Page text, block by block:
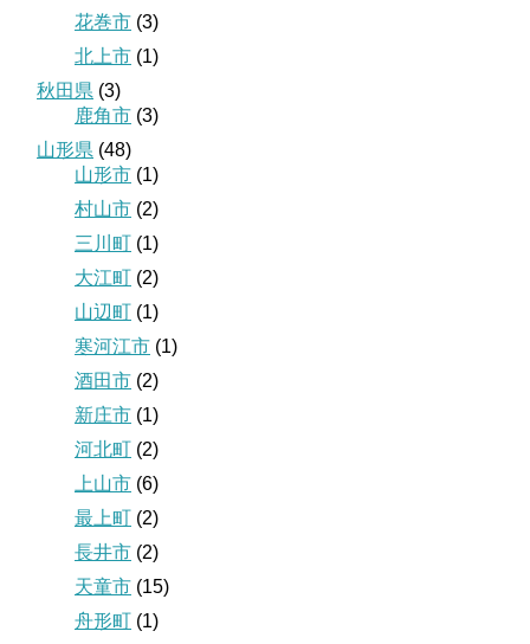
花巻市 (3)
北上市 (1)
秋田県 (3)
鹿角市 (3)
山形県 (48)
山形市 (1)
村山市 (2)
三川町
(1)
大江町
(2)
山辺町
(1)
寒河江市 (1)
酒田市 (2)
新庄市 (1)
河北町
(2)
上山市 (6)
最上町
(2)
長井市 (2)
天童市 (15)
舟形町
(1)